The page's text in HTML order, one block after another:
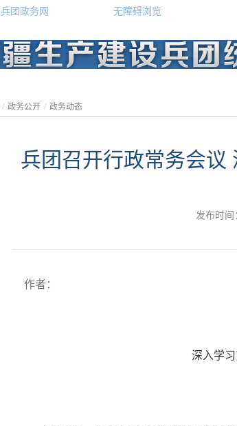
兵团政务网 无障碍浏览
/ 政务公开 / 政务动态
兵团召开行政常务会议
发布时
作者：
深入学